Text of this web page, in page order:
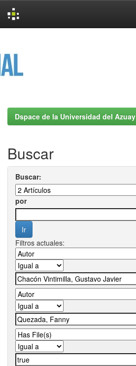
Dspace de la Universidad del Azuay
Buscar
Buscar:
por
Filtros actuales: